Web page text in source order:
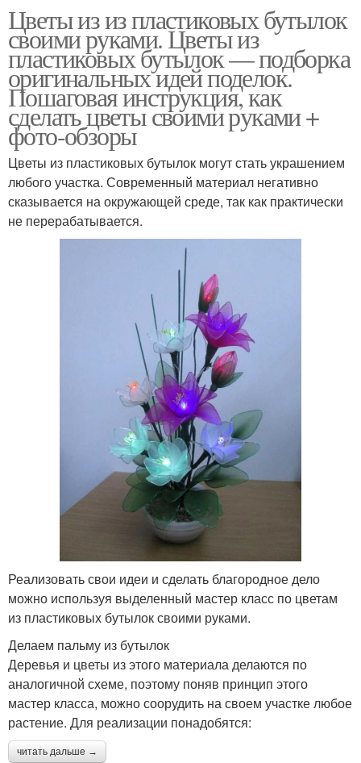
Цветы из из пластиковых бутылок
своими руками. Цветы из
пластиковых бутылок — подборка
оригинальных идей поделок.
Пошаговая инструкция, как
сделать цветы своими руками +
фото-обзоры
Цветы из пластиковых бутылок могут стать украшением
любого участка. Современный материал негативно
сказывается на окружающей среде, так как практически
не перерабатывается.
Реализовать свои идеи и сделать благородное дело
можно используя выделенный мастер класс по цветам
из пластиковых бутылок своими руками.
Делаем пальму из бутылок
Деревья и цветы из этого материала делаются по
аналогичной схеме, поэтому поняв принцип этого
мастер класса, можно соорудить на своем участке любое
растение. Для реализации понадобятся:
читать дальше →